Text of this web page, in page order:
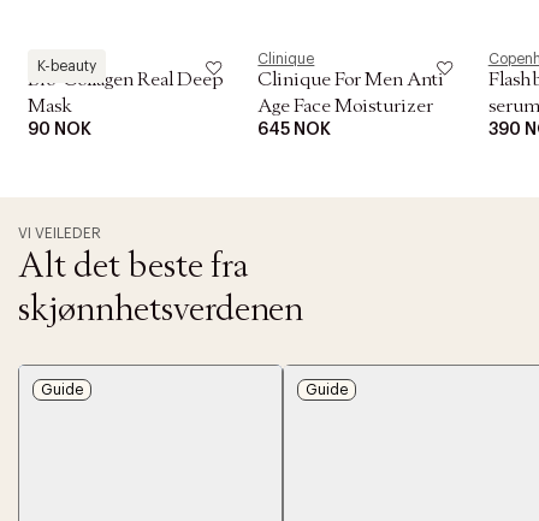
K-beauty
Biodance
Bio-Collagen Real Deep
Mask
90 NOK
Clinique
Clinique For Men Anti
Age Face Moisturizer
645 NOK
serum
390
VI VEILEDER
Alt det beste fra
skjønnhetsverdenen
Guide Guide